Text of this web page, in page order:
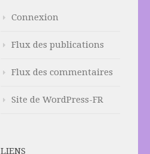
Connexion
Flux des publications
Flux des commentaires
Site de WordPress-FR
LIENS